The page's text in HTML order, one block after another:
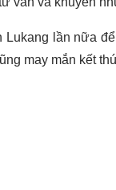
lần nữa
may mắn kết